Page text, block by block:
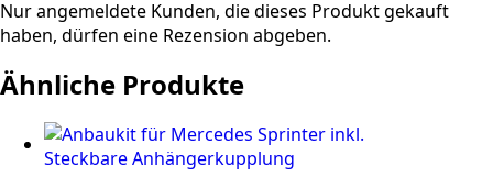
Nur angemeldete Kunden, die dieses Produkt gekauft
haben, dürfen eine Rezension abgeben.
Ähnliche Produkte